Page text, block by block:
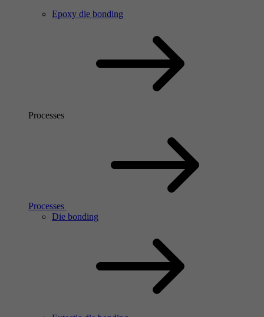
Epoxy die bonding
Processes
Processes
Die bonding